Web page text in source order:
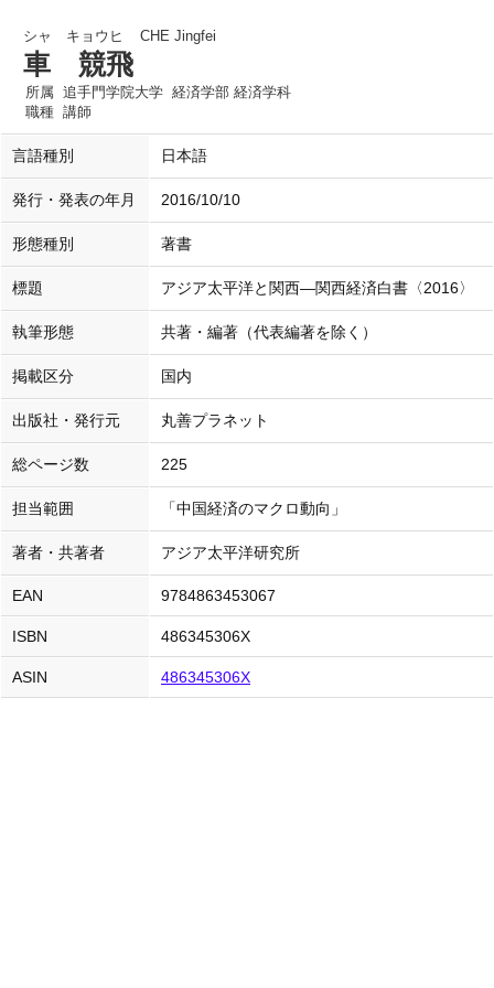
シャ キョウヒ CHE Jingfei
車 競飛
所属 追手門学院大学 経済学部 経済学科
職種 講師
言語種別 日本語
発行・発表の年月 2016/10/10
形態種別 著書
標題 アジア太平洋と関西―関西経済白書〈2016〉
執筆形態 共著・編著（代表編著を除く）
掲載区分 国内
出版社・発行元 丸善プラネット
総ページ数 225
担当範囲 「中国経済のマクロ動向」
著者・共著者 アジア太平洋研究所
EAN 9784863453067
ISBN 486345306X
ASIN 486345306X